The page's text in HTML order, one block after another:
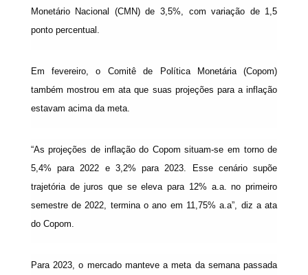
Monetário Nacional (CMN) de 3,5%, com variação de 1,5
ponto percentual.
Em fevereiro, o Comitê de Política Monetária (Copom)
também mostrou em ata que suas projeções para a inflação
estavam acima da meta.
“As projeções de inflação do Copom situam-se em torno de
5,4% para 2022 e 3,2% para 2023. Esse cenário supõe
trajetória de juros que se eleva para 12% a.a. no primeiro
semestre de 2022, termina o ano em 11,75% a.a”, diz a ata
do Copom.
Para 2023, o mercado manteve a meta da semana passada